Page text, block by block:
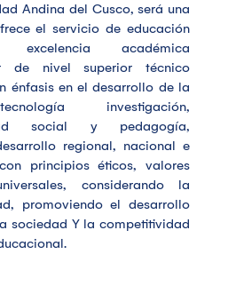
Andina del Cusco, será una
el servicio de educación
académica
de nivel superior técnico
énfasis en el desarrollo de la
investigación,
social y pedagogía,
regional, nacional e
principios éticos, valores
considerando la
promoviendo el desarrollo
sociedad Y la competitividad